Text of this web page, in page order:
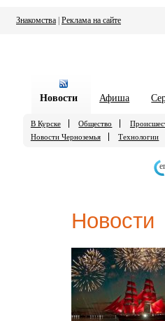
Знакомства Реклама на сайте
Новости Афиша
В Курске Общество
Новости Черноземья
Технологии
Новости